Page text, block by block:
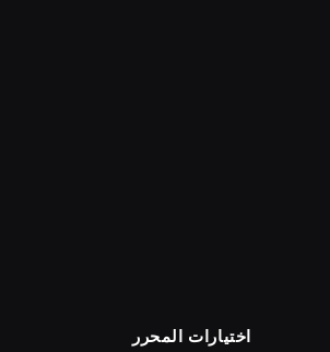
اختيارات المحرر